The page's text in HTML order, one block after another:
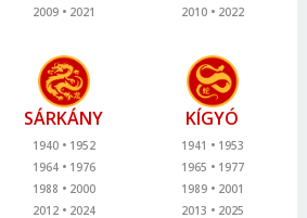
2009
2021
2010
2022
SÁRKÁNY
1940
1952
1964
1976
1988
2000
2012
2024
KÍGYÓ
1941
1953
1965
1977
1989
2001
2013
2025